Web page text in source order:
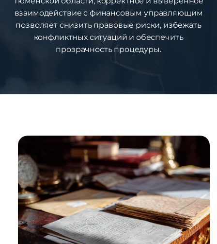
взаимодействие с финансовым управляющим
позволяет снизить правовые риски, избежать
конфликтных ситуаций и обеспечить
прозрачность процедуры.
ВЫИГРАННЫХ
ДЕЛ